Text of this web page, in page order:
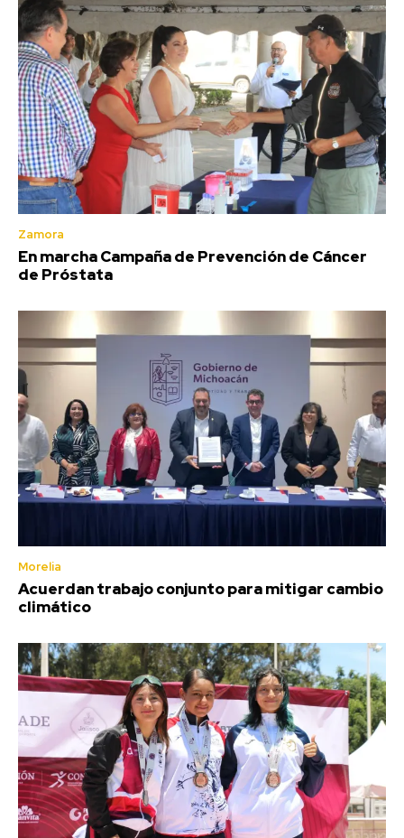
Zamora
En marcha Campaña de Prevención de Cáncer
de Próstata
Morelia
Acuerdan trabajo conjunto para mitigar cambio
climático